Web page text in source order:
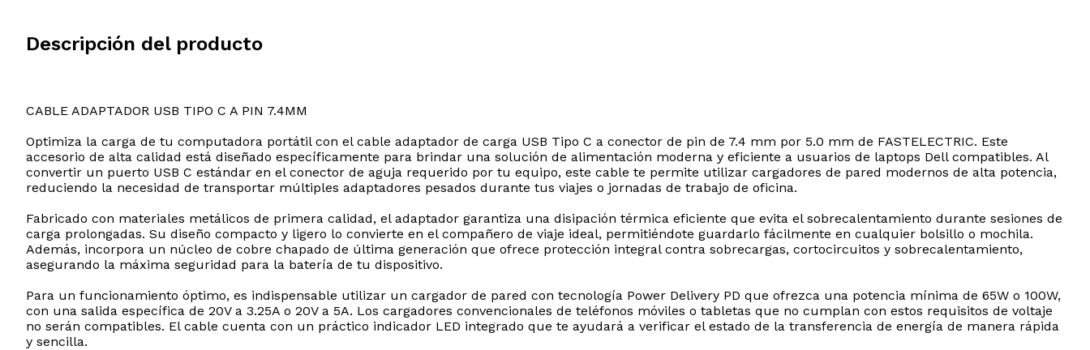
Descripción del producto
CABLE ADAPTADOR USB TIPO C A PIN 7.4MM
Optimiza la carga de tu computadora portátil con el cable adaptador de carga USB Tipo C a conector de pin de 7.4 mm por 5.0 mm de FASTELECTRIC. Este
accesorio de alta calidad está diseñado específicamente para brindar una solución de alimentación moderna y eficiente a usuarios de laptops Dell compatibles. Al
convertir un puerto USB C estándar en el conector de aguja requerido por tu equipo, este cable te permite utilizar cargadores de pared modernos de alta potencia,
reduciendo la necesidad de transportar múltiples adaptadores pesados durante tus viajes o jornadas de trabajo de oficina.
Fabricado con materiales metálicos de primera calidad, el adaptador garantiza una disipación térmica eficiente que evita el sobrecalentamiento durante sesiones de
carga prolongadas. Su diseño compacto y ligero lo convierte en el compañero de viaje ideal, permitiéndote guardarlo fácilmente en cualquier bolsillo o mochila.
Además, incorpora un núcleo de cobre chapado de última generación que ofrece protección integral contra sobrecargas, cortocircuitos y sobrecalentamiento,
asegurando la máxima seguridad para la batería de tu dispositivo.
Para un funcionamiento óptimo, es indispensable utilizar un cargador de pared con tecnología Power Delivery PD que ofrezca una potencia mínima de 65W o 100W,
con una salida específica de 20V a 3.25A o 20V a 5A. Los cargadores convencionales de teléfonos móviles o tabletas que no cumplan con estos requisitos de voltaje
no serán compatibles. El cable cuenta con un práctico indicador LED integrado que te ayudará a verificar el estado de la transferencia de energía de manera rápida
y sencilla.